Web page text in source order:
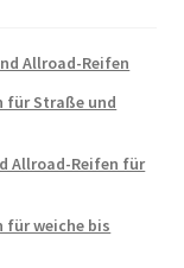
Allroad-Reifen
für Straße und
Allroad-Reifen für
für weiche bis